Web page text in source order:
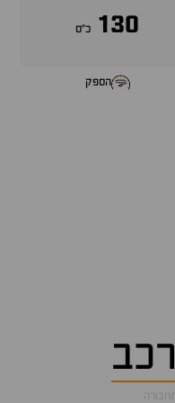
130 כ״ס
הספק